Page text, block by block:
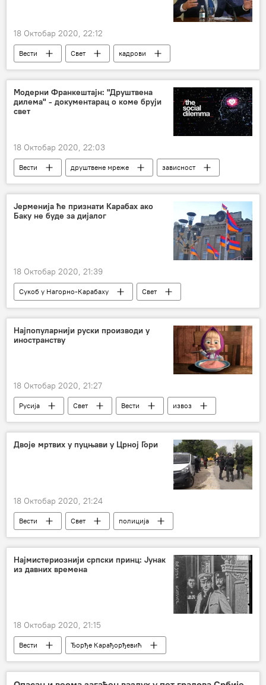
18 Октобар 2020, 22:12
Вести Свет
кадрови
Регион
Модерни Франкештајн: "Друштвена
дилема" - документарац о коме бруји
свет
18 Октобар 2020, 22:03
Вести друштвене мреже
зависност
документарни филм
Нетфликс
Јерменија ће признати Карабах ако
Баку не буде за дијалог
18 Октобар 2020, 21:39
Сукоб у Нагорно-Карабаху
Свет
Вести
Јерменија Азербејџан
Најпопуларнији руски производи у
иностранству
18 Октобар 2020, 21:27
Русија Свет Вести
извоз
производи
Двоје мртвих у пуцњави у Црној Гори
18 Октобар 2020, 21:24
Вести Свет
полиција
Црна Гора
Регион
Најмистериознији српски принц: Јунак
из давних времена
18 Октобар 2020, 21:15
Вести
Ђорђе Карађорђевић
историја
занимљивости Друштво